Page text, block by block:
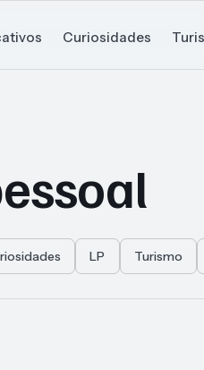
Curiosidades
LP Turismo